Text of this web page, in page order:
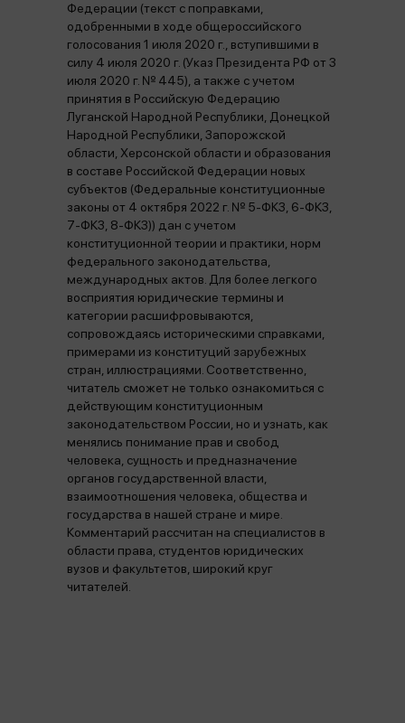
Федерации (текст с поправками,
одобренными в ходе общероссийского
голосования 1 июля 2020 г., вступившими в
силу 4 июля 2020 г. (Указ Президента РФ от 3
июля 2020 г. № 445), а также с учетом
принятия в Российскую Федерацию
Луганской Народной Республики, Донецкой
Народной Республики, Запорожской
области, Херсонской области и образования
в составе Российской Федерации новых
субъектов (Федеральные конституционные
законы от 4 октября 2022 г. № 5-ФКЗ, 6-ФКЗ,
7-ФКЗ, 8-ФКЗ)) дан с учетом
конституционной теории и практики, норм
федерального законодательства,
международных актов. Для более легкого
восприятия юридические термины и
категории расшифровываются,
сопровождаясь историческими справками,
примерами из конституций зарубежных
стран, иллюстрациями. Соответственно,
читатель сможет не только ознакомиться с
действующим конституционным
законодательством России, но и узнать, как
менялись понимание прав и свобод
человека, сущность и предназначение
органов государственной власти,
взаимоотношения человека, общества и
государства в нашей стране и мире.
Комментарий рассчитан на специалистов в
области права, студентов юридических
вузов и факультетов, широкий круг
читателей.